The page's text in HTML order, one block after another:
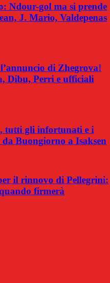
Ndour-gol ma si prende
J. Mario, Valdepenas
di Zhegrova!
Dibu, Perri e ufficiali
tutti gli infortunati e i
Buongiorno a Isaksen
il rinnovo di Pellegrini:
firmerà